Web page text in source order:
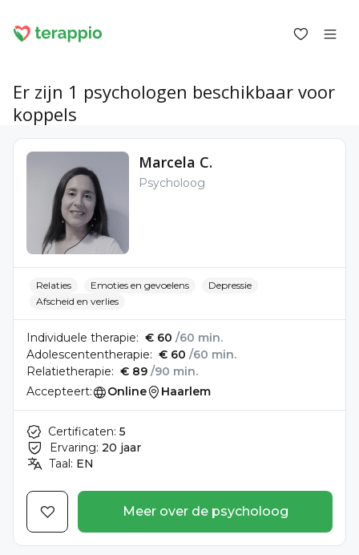
Inloggen als psycholoog
Diensten
Forum
Voor psychologen
Over terappio
Vragen en antwoorden
office@terappio.com
Er zijn 1 psychologen beschikbaar voor
koppels
Marcela C.
Psycholoog
Relaties Emoties en gevoelens
Depressie
Afscheid en verlies
Individuele therapie: € 60 /60 min.
Adolescententherapie: € 60 /60 min.
Relatietherapie: € 89 /90 min.
Accepteert:
Online Haarlem
Certificaten: 5
Ervaring: 20 jaar
Taal: EN
Meer over de psycholoog